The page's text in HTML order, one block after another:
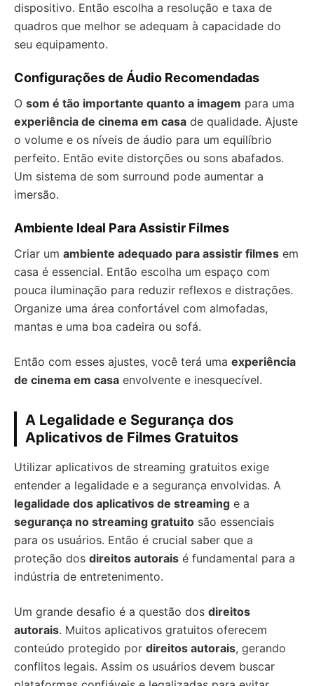
dispositivo. Então escolha a resolução e taxa de
quadros que melhor se adequam à capacidade do
seu equipamento.
Configurações de Áudio Recomendadas
O som é tão importante quanto a imagem para uma
experiência de cinema em casa de qualidade. Ajuste
o volume e os níveis de áudio para um equilíbrio
perfeito. Então evite distorções ou sons abafados.
Um sistema de som surround pode aumentar a
imersão.
Ambiente Ideal Para Assistir Filmes
Criar um ambiente adequado para assistir filmes em
casa é essencial. Então escolha um espaço com
pouca iluminação para reduzir reflexos e distrações.
Organize uma área confortável com almofadas,
mantas e uma boa cadeira ou sofá.
Então com esses ajustes, você terá uma experiência
de cinema em casa envolvente e inesquecível.
A Legalidade e Segurança dos
Aplicativos de Filmes Gratuitos
Utilizar aplicativos de streaming gratuitos exige
entender a legalidade e a segurança envolvidas. A
legalidade dos aplicativos de streaming e a
segurança no streaming gratuito são essenciais
para os usuários. Então é crucial saber que a
proteção dos direitos autorais é fundamental para a
indústria de entretenimento.
Um grande desafio é a questão dos direitos
autorais. Muitos aplicativos gratuitos oferecem
conteúdo protegido por direitos autorais, gerando
conflitos legais. Assim os usuários devem buscar